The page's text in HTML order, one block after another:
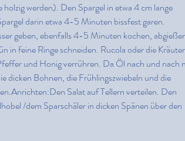
werden). Den Spargel in etwa 4 cm lange
darin etwa 4-5 Minuten bissfest garen.
geben, ebenfalls 4-5 Minuten kochen,
in feine Ringe schneiden. Rucola oder die Kräuter
und Honig verrühren. Da Öl nach und nach
dicken Bohnen, die Frühlingszwiebeln und die
Salat auf Tellern verteilen. Den
/dem Sparschäler in dicken Spänen über den